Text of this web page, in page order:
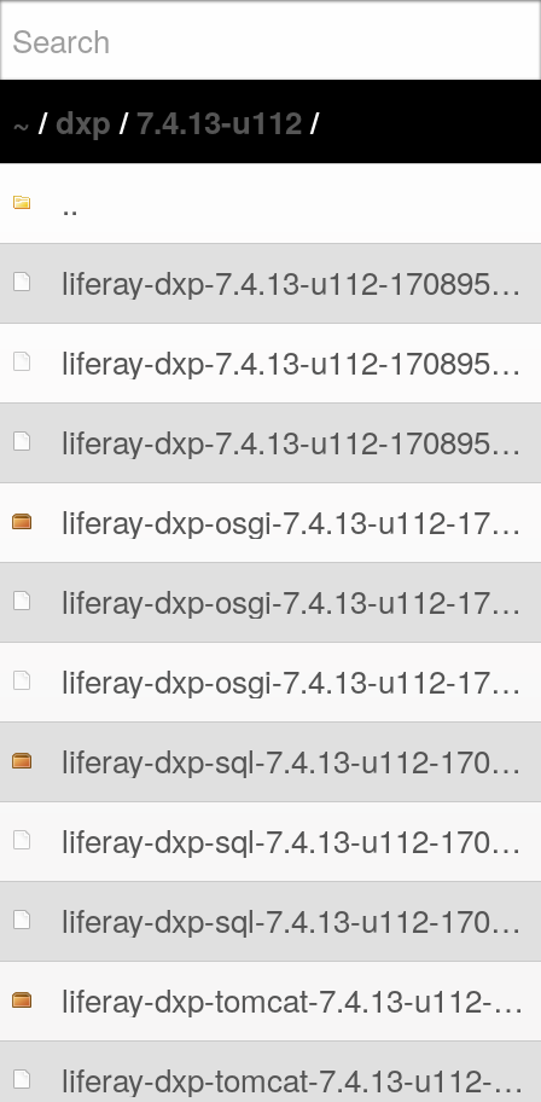
~/dxp/7.4.13-u112/
..
liferay-dxp-7.4.13-u112-1708955019.war
liferay-dxp-7.4.13-u112-1708955019.war.MD5
liferay-dxp-7.4.13-u112-1708955019.war.sha512
liferay-dxp-osgi-7.4.13-u112-1708955019.zip
liferay-dxp-osgi-7.4.13-u112-1708955019.zip.MD5
liferay-dxp-osgi-7.4.13-u112-1708955019.zip.sha512
liferay-dxp-sql-7.4.13-u112-1708955019.zip
liferay-dxp-sql-7.4.13-u112-1708955019.zip.MD5
liferay-dxp-sql-7.4.13-u112-1708955019.zip.sha512
liferay-dxp-tomcat-7.4.13-u112-1708955019.7z
liferay-dxp-tomcat-7.4.13-u112-1708955019.7z.MD5